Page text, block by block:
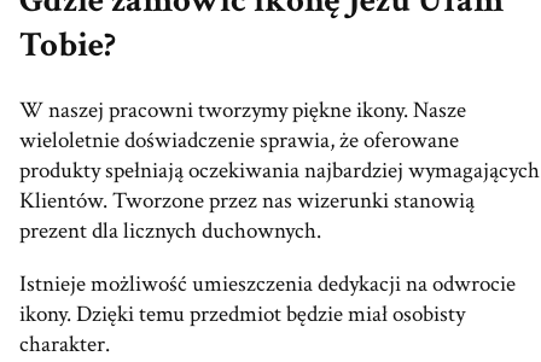
Tobie?
W naszej pracowni tworzymy piękne ikony. Nasze
wieloletnie doświadczenie sprawia, że oferowane
produkty spełniają oczekiwania najbardziej wymagających
Klientów. Tworzone przez nas wizerunki stanowią
prezent dla licznych duchownych.
Istnieje możliwość umieszczenia dedykacji na odwrocie
ikony. Dzięki temu przedmiot będzie miał osobisty
charakter.